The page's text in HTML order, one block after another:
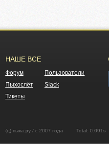
НАШЕ ВСЕ
Форум
Пользователи
Пыхослёт
Slack
Тикеты
(ц) пыха.ру / с 2007 года Total: